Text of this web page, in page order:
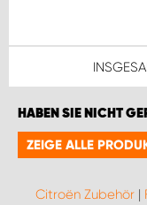
HABEN SIE NICHT
ZEIGE ALLE
Citroën Zubehör |